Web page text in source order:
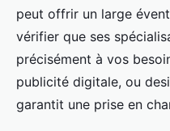
peut offrir un large
vérifier que ses
précisément à vos
publicité digitale, ou
garantit une prise en